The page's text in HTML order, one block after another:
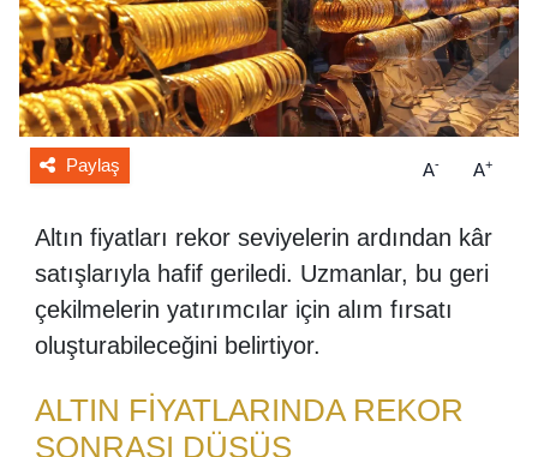
Paylaş A- A+
Altın fiyatları rekor seviyelerin ardından kâr
satışlarıyla hafif geriledi. Uzmanlar, bu geri
çekilmelerin yatırımcılar için alım fırsatı
oluşturabileceğini belirtiyor.
ALTIN FİYATLARINDA REKOR
SONRASI DÜŞÜŞ